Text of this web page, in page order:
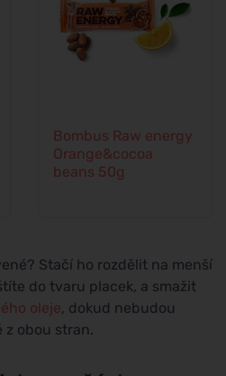
Bombus Raw energy
Orange&cocoa
beans 50g
Stačí ho rozdělit na menší
do tvaru placek, a smažit
oleje, dokud nebudou
z obou stran.